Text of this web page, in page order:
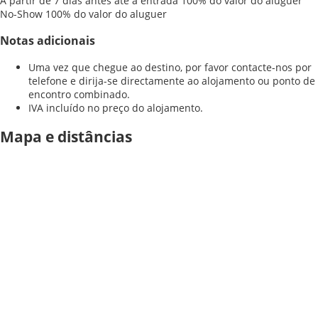
No-Show 100% do valor do aluguer
Notas adicionais
Uma vez que chegue ao destino, por favor contacte-nos por
telefone e dirija-se directamente ao alojamento ou ponto de
encontro combinado.
IVA incluído no preço do alojamento.
Mapa e distâncias